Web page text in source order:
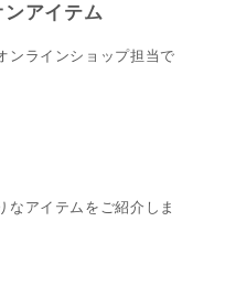
アイテム
ラインショップ担当で
なアイテムをご紹介しま